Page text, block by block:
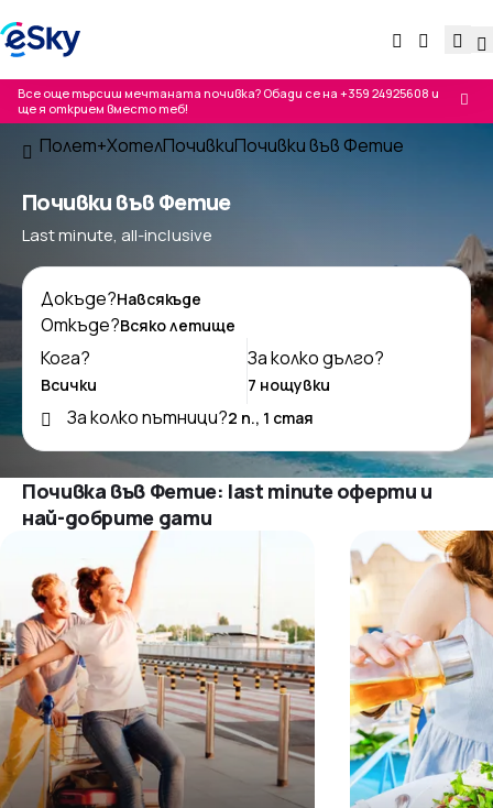
Все още търсиш мечтаната почивка? Обади се на +359 24925608 и
ще я открием вместо теб!
Полет+ХотелПочивкиПочивки във Фетие
Почивки във Фетие
Last minute, all-inclusive
Докъде?
Откъде?
Кога?
За колко дълго?
За колко пътници?
Почивка във Фетие: last minute оферти и
най-добрите дати